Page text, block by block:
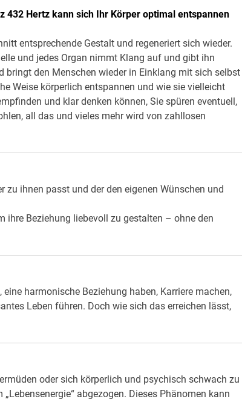
432 Hertz kann sich Ihr Körper optimal entspannen
entsprechende Gestalt und regeneriert sich wieder.
und jedes Organ nimmt Klang auf und gibt ihn
den Menschen wieder in Einklang mit sich selbst
Weise körperlich entspannen und wie sie vielleicht
und klar denken können, Sie spüren eventuell,
all das und vieles mehr wird von zahllosen
zu ihnen passt und der den eigenen Wünschen und
ihre Beziehung liebevoll zu gestalten – ohne den
harmonische Beziehung haben, Karriere machen,
Leben führen. Doch wie sich das erreichen lässt,
oder sich körperlich und psychisch schwach zu
abgezogen. Dieses Phänomen kann